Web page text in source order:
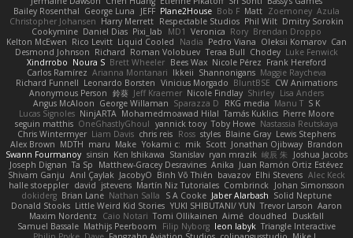
Bailey Rosenthal George Luna JEFF Plane2House Bob F Matt Zoemoney Azula
Christopher Johansen Harry Merrett Respectable Studios Phil Wilt Dmitry Sorokin
Cookymine Daniel Dias Pixi_lab MD1 Veronica Rory Brendan Droppo
Kelton McEwen Rico Levitt Liquid Cooled Nadia Pedro Viana Oleksii Komarov Can
Desmond Johnson Richard Roman Volobuev Teraa Bull Chodey Luke Fenwick
Xindrrobo Noura S Brett Wheeler Bees Wax Nicole Pérez Frank Hereford
Carlos Ramírez Arianna Montanari Ikkeii Shannonigans Maggie Raycheva
Richard Funnell Leonardo Borsten Vinicius Morgado BluntBSE CW Animations
Anonymous Person 鈴葵 Jeff Kraemer Nicole Findlay Shirley Lisa Anders
Angus McAloon George Willaman Sparazza D RKG media Manu T S K
Lucas Signoles NinjARTA Mohamedmoawad Hilal Tamás Kuklics Pierre Moore
seguin matthis OneGhastlyGhoul yannick tooy Toby Howe Nastassia Reutskaya
Chris Wintermyer Liam Davis chris reis Ross styles Blaine Gray Lewis Stephens
Alex Brown MDTH maru Make Yokami c: mik Scott Jonathan Ojibway Brandon
Swann Fourmanoy sinsin Ken Ishikawa Stanislav ryan mrazik 峻辰 朱
Joshua Jacobs
Joseph Dignan Ta Sp Matthew-Gracey Desravines Anika Juan Ramón Ortiz Estévez
Shivam Ganju Anıl Çaylak JacobyO Bình Võ Thiên bavazov Elhi Stevens Alec Keck
halle stoeppler david jstevens Martín Niz Tutoriales Combrinck Johan Simonsson
dokiderg Brian Lane Nathan Salla S A Cooke Jaber Alarbash Solid Neptune
Donald Stooks Little Weird Kid Stories YUKI SHIBUTANI/ YUN Trevor Larson Aaron
Maxim Nordentz
Caio Notari Tomi Ollikainen Aimé cloudhed
Duskfall
Samuel Bassale Mathijs Peerboom Filip Nyborg leon labyk Triangle Interactive